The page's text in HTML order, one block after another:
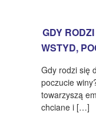
GDY
WSTYD,
Gdy rodzi się
poczucie
towarzyszą
chciane i […]